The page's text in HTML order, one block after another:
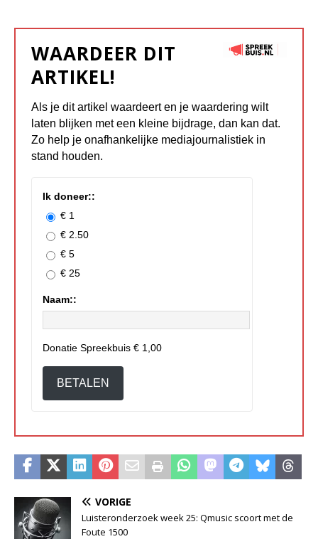
WAARDEER DIT
ARTIKEL!
Als je dit artikel waardeert en je waardering wilt
laten blijken met een kleine bijdrage, dan kan dat.
Zo help je onafhankelijke mediajournalistiek in
stand houden.
Ik doneer::
€ 1
€ 2.50
€ 5
€ 25
Naam::
Donatie Spreekbuis € 1,00
BETALEN
VORIGE
Luisteronderzoek week 25: Qmusic scoort met de
Foute 1500